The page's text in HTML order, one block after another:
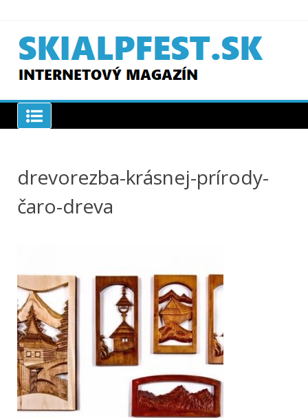
content
SKIAPLFEST.SK
drevorezba-krásnej-prírody-
čaro-dreva